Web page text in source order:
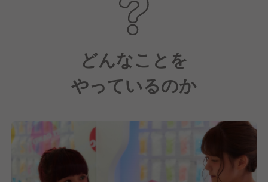
どんなことを
やっているのか